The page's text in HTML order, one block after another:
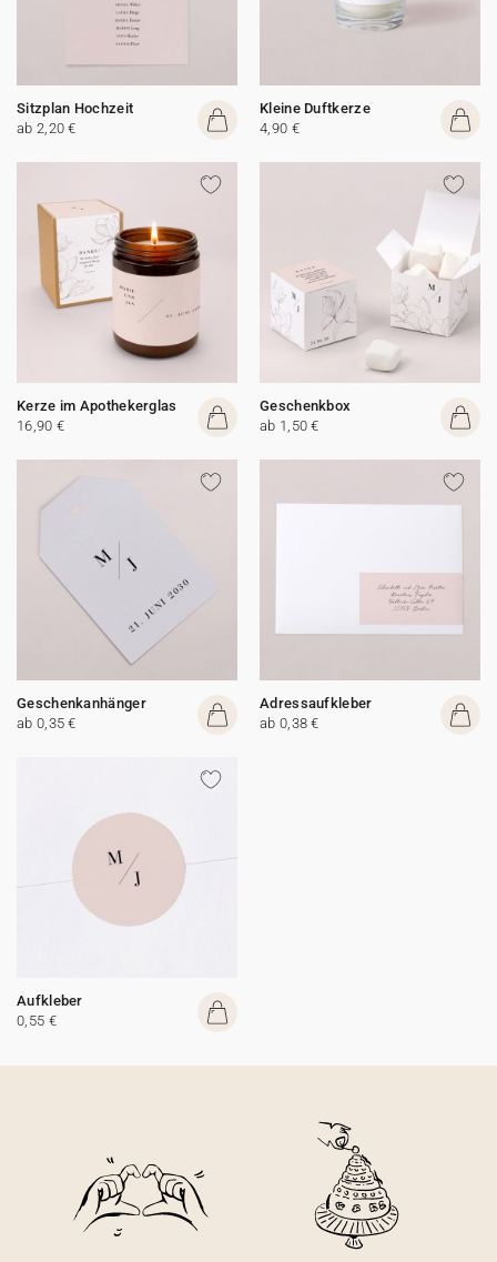
Sitzplan Hochzeit
ab 2,20 €
Kleine Duftkerze
4,90 €
Kerze im Apothekerglas
16,90 €
Geschenkbox
ab 1,50 €
Geschenkanhänger
ab 0,35 €
Adressaufkleber
ab 0,38 €
Aufkleber
0,55 €